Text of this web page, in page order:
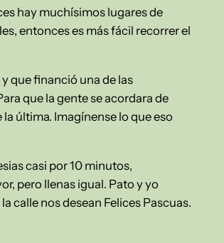
hay muchísimos lugares de
entonces es más fácil recorrer el
que financió una de las
que la gente se acordara de
última. Imagínense lo que eso
casi por 10 minutos,
pero llenas igual. Pato y yo
calle nos desean Felices Pascuas.